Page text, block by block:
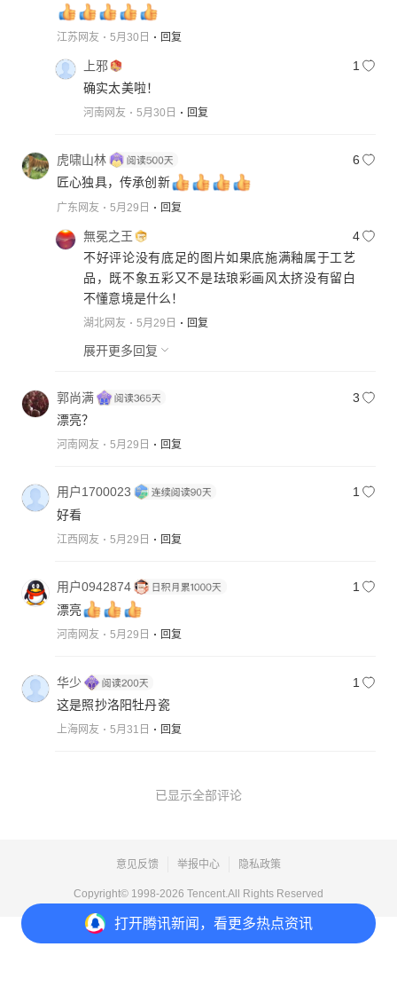
打开腾讯新闻，看更多热点资讯
江苏网友 5月30日 回复
上邪
1
确实太美啦！
河南网友 5月30日 回复
虎啸山林
6
匠心独具，传承创新
广东网友 5月29日 回复
無冕之王
4
不好评论没有底足的图片如果㡳施满釉属于工艺
品，既不象五彩又不是珐琅彩画风太挤没有留白
不懂意境是什么！
湖北网友 5月29日 回复
展开更多回复
郭尚满
3
漂亮？
河南网友 5月29日 回复
用户1700023
1
好看
江西网友 5月29日 回复
用户0942874
1
漂亮
河南网友 5月29日 回复
华少
1
这是照抄洛阳牡丹瓷
上海网友 5月31日 回复
已显示全部评论
意见反馈 举报中心 隐私政策
Copyright© 1998-2026 Tencent.All Rights Reserved